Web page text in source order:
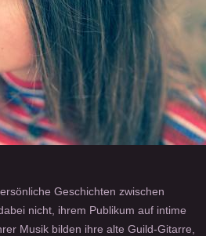
Geschichten zwischen
nicht, ihrem Publikum auf intime
Musik bilden ihre alte Guild-Gitarre,